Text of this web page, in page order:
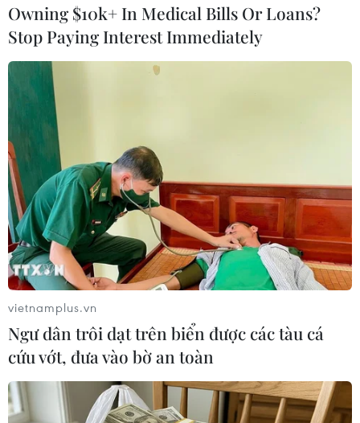
#Đánh thuế #Hy Lạp
#Nông dân
#Biểu tình
#Máy kéo
#Quỹ an sinh xã hội
#Quỹ bảo hiểm quốc gia
Hy Lạp
Theo dõi VietnamPlus
TIN LIÊN QUAN
Owning $10k+ In Medical Bills Or Loans?
Stop Paying Interest Immediately
vietnamplus.vn
Ngư dân trôi dạt trên biển được các tàu cá
cứu vớt, đưa vào bờ an toàn